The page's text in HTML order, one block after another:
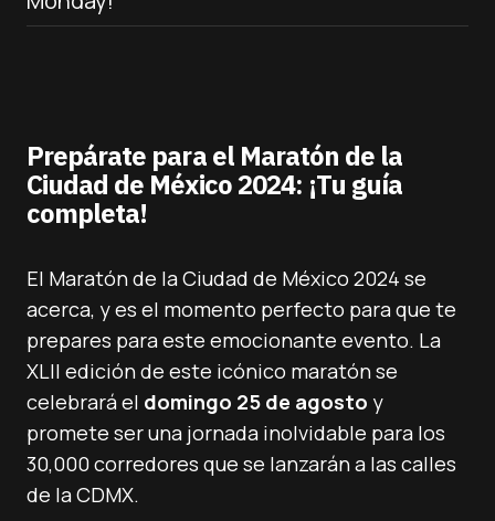
Prepárate para el Maratón de la
Ciudad de México 2024: ¡Tu guía
completa!
El Maratón de la Ciudad de México 2024 se
acerca, y es el momento perfecto para que te
prepares para este emocionante evento. La
XLII edición de este icónico maratón se
celebrará el domingo 25 de agosto y
promete ser una jornada inolvidable para los
30,000 corredores que se lanzarán a las calles
de la CDMX.